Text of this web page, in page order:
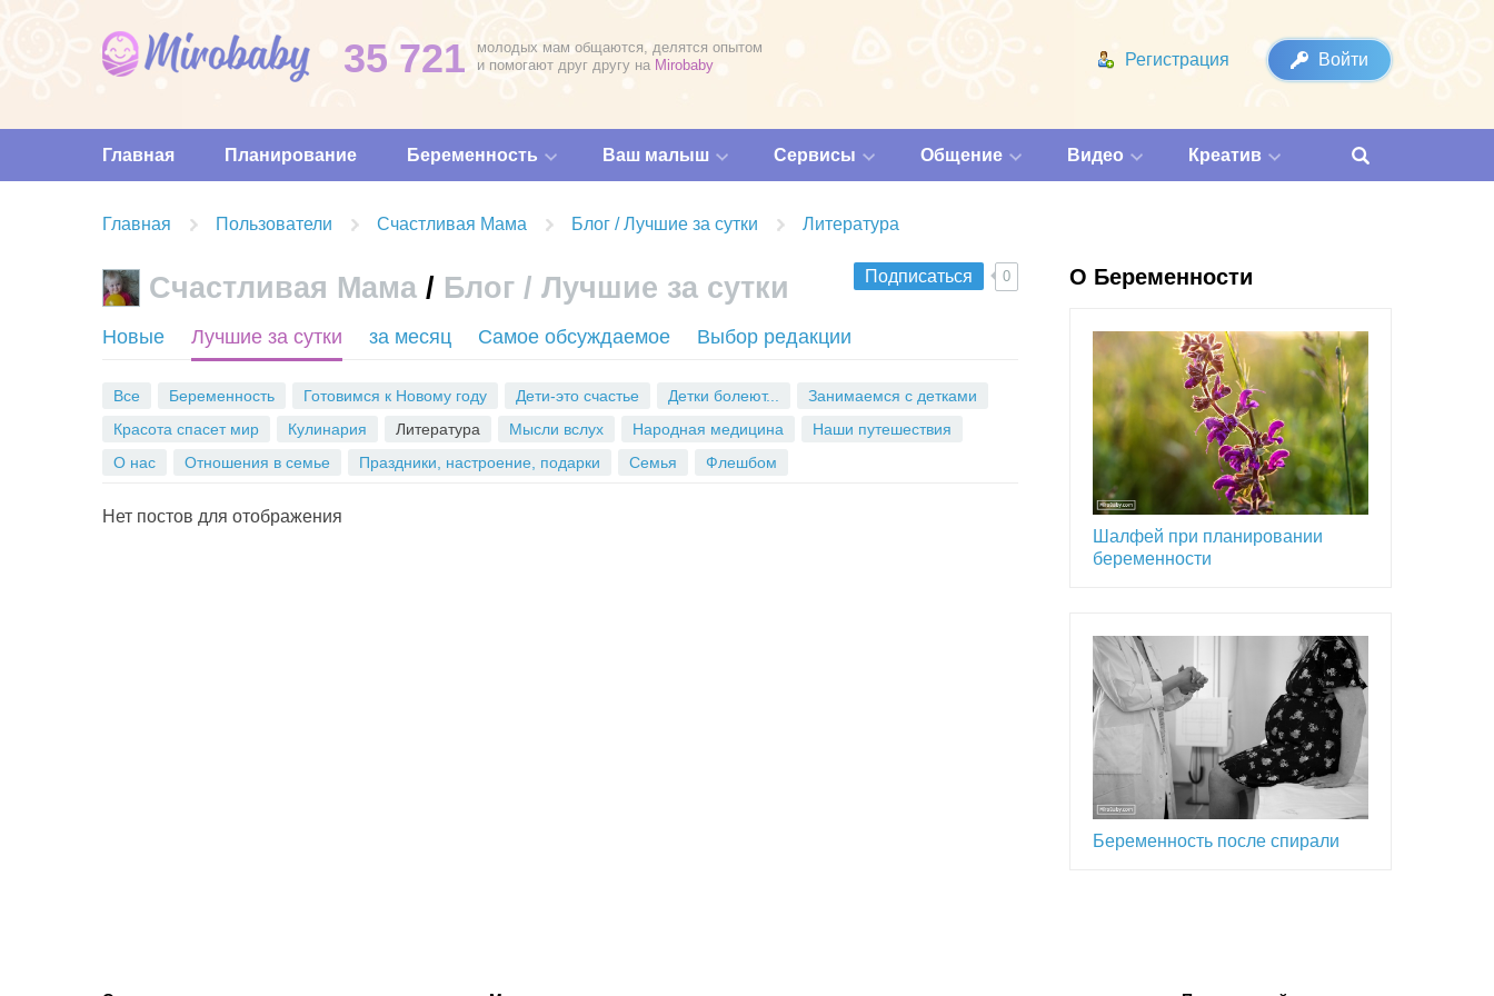
35 721
молодых мам общаются, делятся опытом
и помогают друг другу на Mirobaby Регистрация Войти
Главная Планирование Беременность Ваш малыш Сервисы Общение Видео Креатив
Главная Пользователи Счастливая Мама Блог / Лучшие за сутки Литература
Подписаться 0
Счастливая Мама / Блог / Лучшие за сутки
S
S
Новые Лучшие за сутки за месяц Самое обсуждаемое Выбор редакции
Все Беременность Готовимся к Новому году Дети-это счастье Детки болеют...
Занимаемся с детками
Красота спасет мир
Кулинария Литература Мысли вслух Народная медицина
Наши путешествия
О нас
Отношения в семье Праздники, настроение, подарки Семья Флешбом
Нет постов для отображения
О Беременности
Шалфей при планировании
беременности
Беременность после спирали